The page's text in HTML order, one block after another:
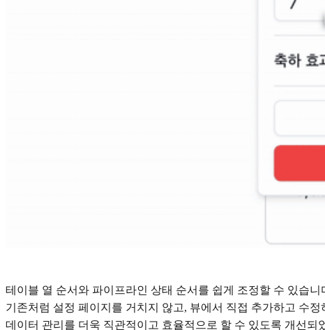
테이블 열 순서와 파이프라인 상태 순서를 쉽게 조정할 수 있습니
기존처럼 설정 페이지를 거치지 않고, 뷰에서 직접 추가하고 수
데이터 관리를 더욱 직관적이고 효율적으로 할 수 있도록 개선되